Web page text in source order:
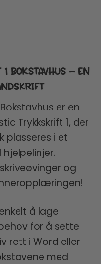
BOKSTAVHUS – EN
er en
Trykkskrift 1, der
plasseres i et
og
å lage
for å sette
rett i Word eller
med